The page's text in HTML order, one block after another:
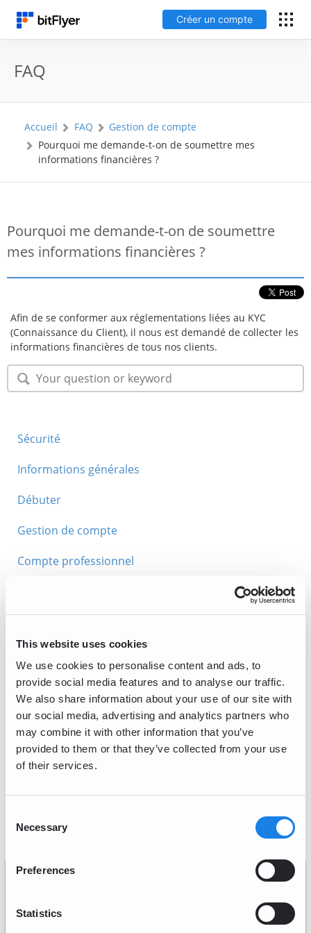
This website uses cookies
We use cookies to personalise content and ads, to
provide social media features and to analyse our traffic.
We also share information about your use of our site with
our social media, advertising and analytics partners who
may combine it with other information that you’ve
provided to them or that they’ve collected from your use
of their services.
Selection
Necessary
Preferences
Statistics
Créer un compte
Glossaire
Créer un compte
FAQ
Accueil FAQ
Gestion de compte
Pourquoi me demande-t-on de soumettre mes
informations financières ?
Pourquoi me demande-t-on de soumettre
mes informations financières ?
Afin de se conformer aux réglementations liées au KYC
(Connaissance du Client), il nous est demandé de collecter les
informations financières de tous nos clients.
Sécurité
Informations générales
Débuter
Gestion de compte
Compte professionnel
Maintenance périodique
Dépôts PayPal (Actuellement Indisponible)
Recurring Buy
Dépôt / Retrait
Most frequently asked questions
Il s'agit d'une méthode de gestion des actifs cryptographiques par
vous-même, en utilisant du matériel (smartphone, ordinateur, disque
passer par une société d'échange d'actifs cryptographiques.
En général, cette méthode permet au client, propriétaire des actifs